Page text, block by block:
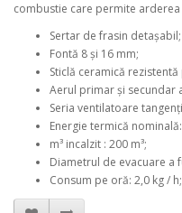
combustie care permite
Sertar de frasin detașabil;
Fontă 8 și 16 mm;
Sticlă ceramică rezistentă
Aerul primar și secundar
Seria ventilatoare
Energie termică
m³ incalzit : 200 m³;
Diametrul de evacuare a
Consum pe oră: 2,0 kg / h;